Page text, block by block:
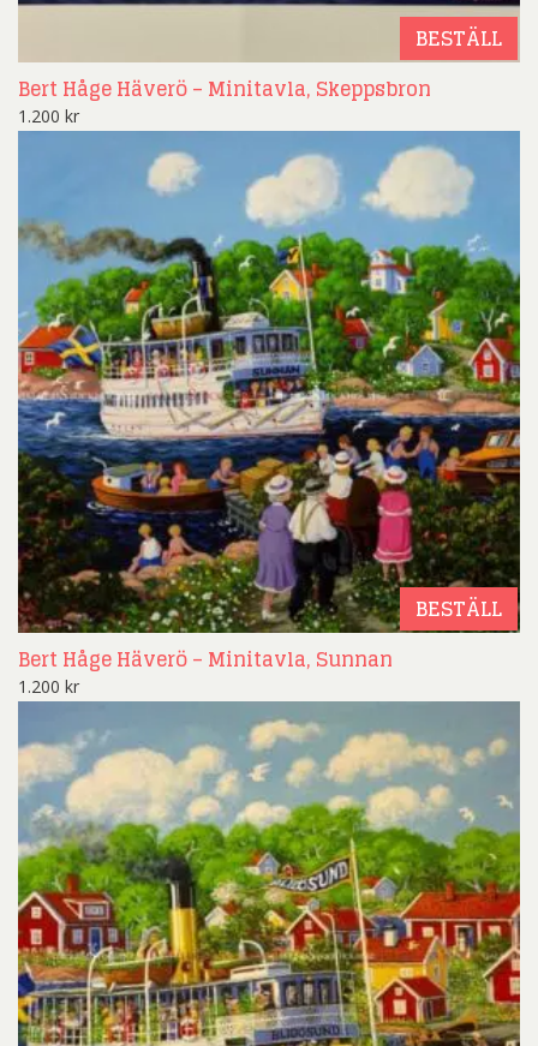
BESTÄLL
Bert Håge Häverö – Minitavla, Skeppsbron
1.200 kr
BESTÄLL
Bert Håge Häverö – Minitavla, Sunnan
1.200 kr